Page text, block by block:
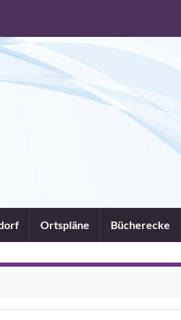
Ortspläne Bücherecke